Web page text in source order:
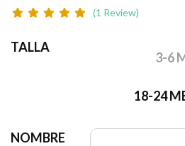
(1 Review)
TALLA
3-6
18-24
NOMBRE